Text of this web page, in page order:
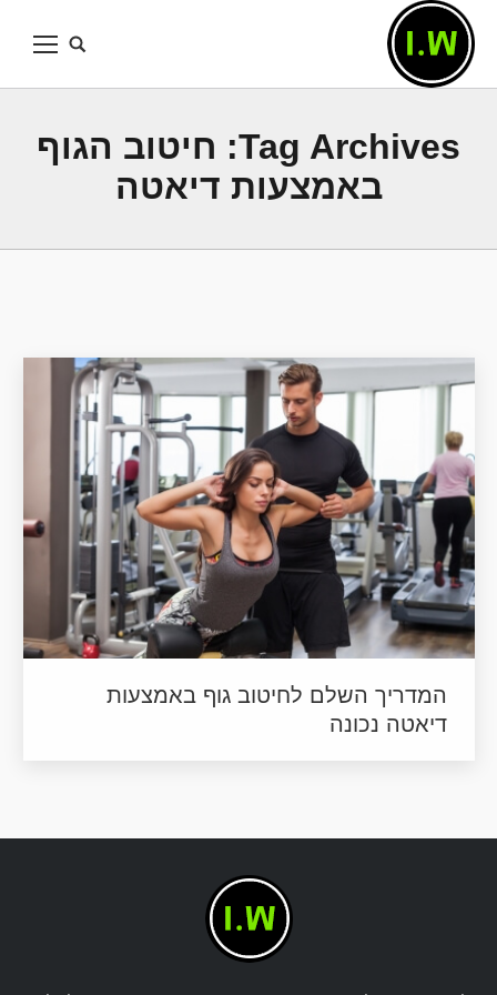
Tag Archives:
חיטוב הגוף
באמצעות דיאטה
המדריך השלם לחיטוב גוף באמצעות
דיאטה נכונה